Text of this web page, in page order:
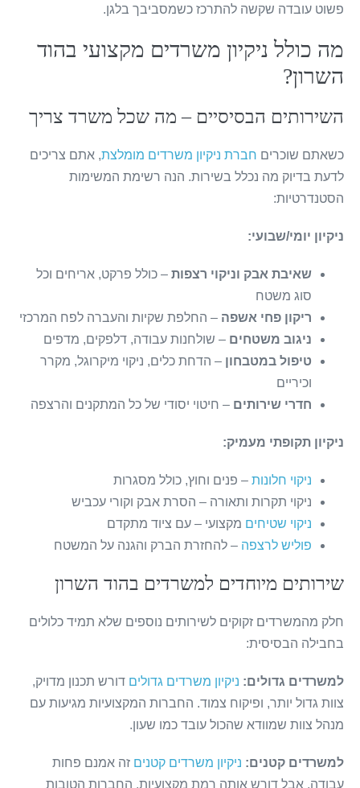
פשוט עובדה שקשה להתרכז כשמסביבך בלגן.
מה כולל ניקיון משרדים מקצועי בהוד
השרון?
השירותים הבסיסיים – מה שכל משרד צריך
כשאתם שוכרים חברת ניקיון משרדים מומלצת, אתם צריכים
לדעת בדיוק מה נכלל בשירות. הנה רשימת המשימות
הסטנדרטיות:
ניקיון יומי/שבועי:
שאיבת אבק וניקוי רצפות– כולל פרקט, אריחים וכל
סוג משטח
ריקון פחי אשפה– החלפת שקיות והעברה לפח המרכזי
ניגוב משטחים– שולחנות עבודה, דלפקים, מדפים
טיפול במטבחון– הדחת כלים, ניקוי מיקרוגל, מקרר
וכיריים
חדרי שירותים– חיטוי יסודי של כל המתקנים והרצפה
ניקיון תקופתי מעמיק:
ניקוי חלונות– פנים וחוץ, כולל מסגרות
ניקוי תקרות ותאורה – הסרת אבק וקורי עכביש
ניקוי שטיחיםמקצועי – עם ציוד מתקדם
פוליש לרצפה– להחזרת הברק והגנה על המשטח
שירותים מיוחדים למשרדים בהוד השרון
חלק מהמשרדים זקוקים לשירותים נוספים שלא תמיד כלולים
בחבילה הבסיסית:
למשרדים גדולים: ניקיון משרדים גדוליםדורש תכנון מדויק,
צוות גדול יותר, ופיקוח צמוד. החברות המקצועיות מגיעות עם
מנהל צוות שמוודא שהכול עובד כמו שעון.
למשרדים קטנים: ניקיון משרדים קטניםזה אמנם פחות
עבודה, אבל דורש אותה רמת מקצועיות. החברות הטובות